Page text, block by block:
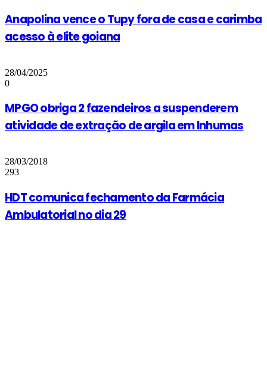
Anapolina vence o Tupy fora de casa e carimba
acesso à elite goiana
28/04/2025
0
MPGO obriga 2 fazendeiros a suspenderem
atividade de extração de argila em Inhumas
28/03/2018
293
HDT comunica fechamento da Farmácia
Ambulatorial no dia 29